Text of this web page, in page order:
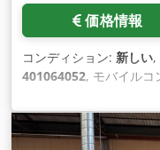
ロセス中に粗い粒子と
7.バッチまたは連続運
で運転でき、生産要件
Uwjpfx An Uef 8.安全対
潜在的な問題を防止す
機能が含まれる場合が
ボールミルを選択する
件、扱う材料の特性、
価格情報
コンディション: 新しい,
401064052, モバイルコ
1000 - 年：NEW - 25
ミキサーサイズ: 1,0
タシステム - セメント